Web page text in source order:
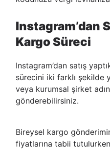
Instagram’dan
Kargo Süreci
Instagram’dan satış
sürecini iki farklı şekilde
veya kurumsal şirket
gönderebilirsiniz.
Bireysel kargo
fiyatlarına tabii